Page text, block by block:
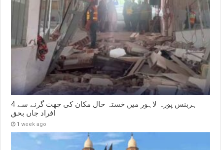
ہربنس پورہ لاہور میں خستہ حال مکان کی چھت گرنے سے 4
افراد جاں بحق
1 week ago